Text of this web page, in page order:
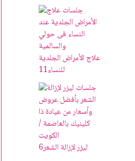
علاج الأمراض الجلدية
للنساء11
ليزر لإزالة الشعر6